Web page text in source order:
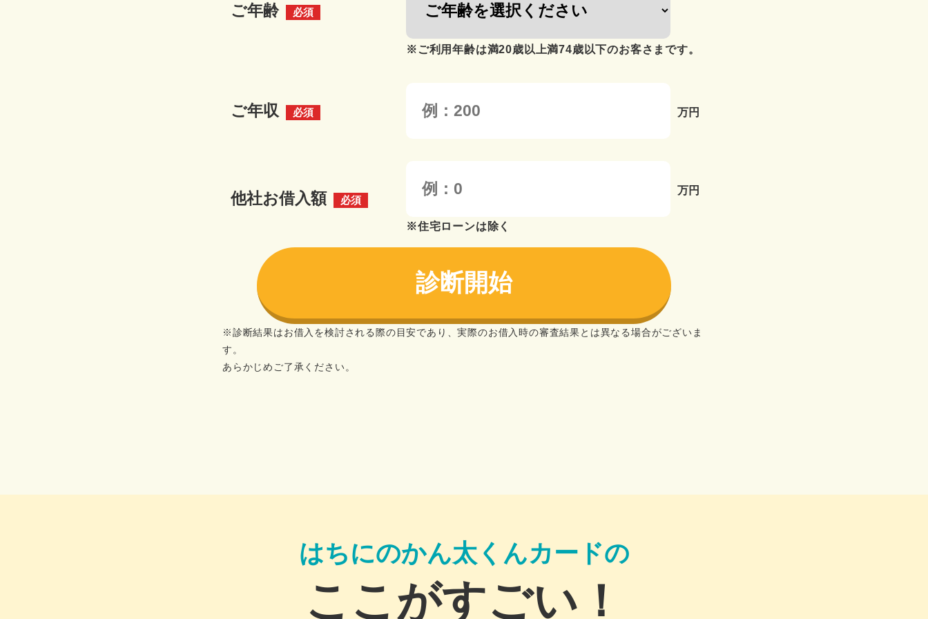
ご年齢 必須
※ご利用年齢は満20歳以上満74歳以下のお客さまです。
ご年収 必須 万円
他社お借入額 必須
万円
※住宅ローンは除く
※診断結果はお借入を検討される際の目安であり、実際のお借入時の審査結果とは異なる場合がございま
す。
あらかじめご了承ください。
はちにのかん太くんカードの
ここがすごい！